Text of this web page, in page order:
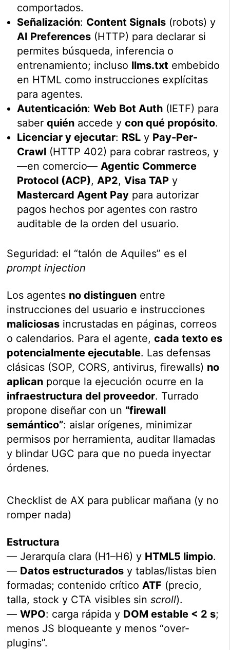
comportados.
Señalización: Content Signals (robots) y
AI Preferences (HTTP) para declarar si
permites búsqueda, inferencia o
entrenamiento; incluso llms.txt embebido
en HTML como instrucciones explícitas
para agentes.
Autenticación:Web Bot Auth (IETF) para
saberquién accede ycon qué propósito.
Licenciar y ejecutar: RSL y Pay-Per-
Crawl (HTTP 402) para cobrar rastreos, y
—en comercio—Agentic Commerce
Protocol (ACP),AP2,Visa TAP y
Mastercard Agent Pay para autorizar
pagos hechos por agentes con rastro
auditable de la orden del usuario.
Seguridad: el “talón de Aquiles” es el
prompt injection
Los agentes no distinguen entre
instrucciones del usuario e instrucciones
maliciosas incrustadas en páginas, correos
o calendarios. Para el agente,cada texto es
potencialmente ejecutable. Las defensas
clásicas (SOP, CORS, antivirus, firewalls) no
aplican porque la ejecución ocurre en la
infraestructura del proveedor. Turrado
propone diseñar con un “firewall
semántico”: aislar orígenes, minimizar
permisos por herramienta, auditar llamadas
y blindar UGC para que no pueda inyectar
órdenes.
Checklist de AX para publicar mañana (y no
romper nada)
Estructura
— Jerarquía clara (H1–H6) y HTML5 limpio.
— Datos estructurados y tablas/listas bien
formadas; contenido críticoATF (precio,
talla, stock y CTA visibles sinscroll).
—WPO: carga rápida y DOM estable < 2 s;
menos JS bloqueante y menos “over-
plugins”.